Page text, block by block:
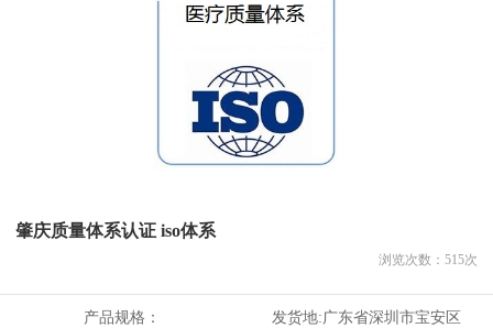
肇庆质量体系认证 iso体系
浏览次数： 515次
产品规格： 发货地:广东省深圳市宝安区